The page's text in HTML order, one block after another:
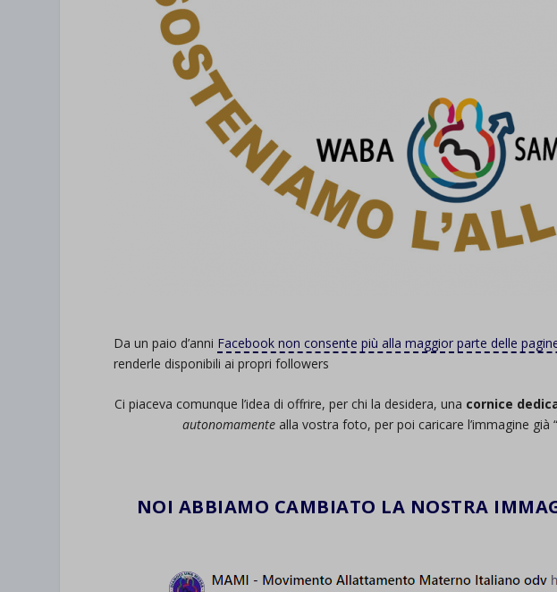
Da un paio d’anni Facebook non consente più alla maggior parte delle
renderle disponibili ai propri followers
Ci piaceva comunque l’idea di offrire, per chi la desidera, una cornice
autonomamente alla vostra foto, per poi caricare l’immagine già
NOI ABBIAMO CAMBIATO LA NOSTRA